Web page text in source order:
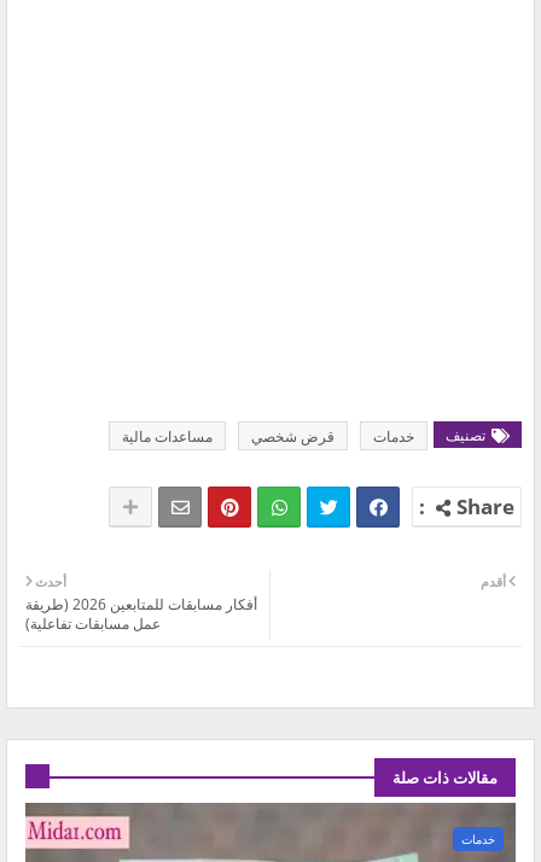
تصنيف خدمات قرض شخصي مساعدات مالية
أحدث
أفكار مسابقات للمتابعين 2026 (طريقة
عمل مسابقات تفاعلية)
أقدم
مقالات ذات صلة
خدمات